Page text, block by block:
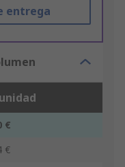
entrega
€
€